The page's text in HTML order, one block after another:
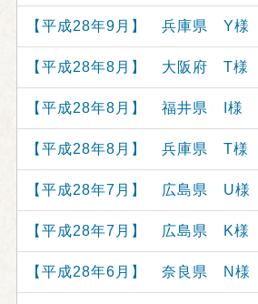
【平成28年9月】 兵庫県 Y様
【平成28年8月】 大阪府 T様
【平成28年8月】 福井県 I様
【平成28年8月】 兵庫県 T様
【平成28年7月】 広島県 U様
【平成28年7月】 広島県 K様
【平成28年6月】 奈良県 N様